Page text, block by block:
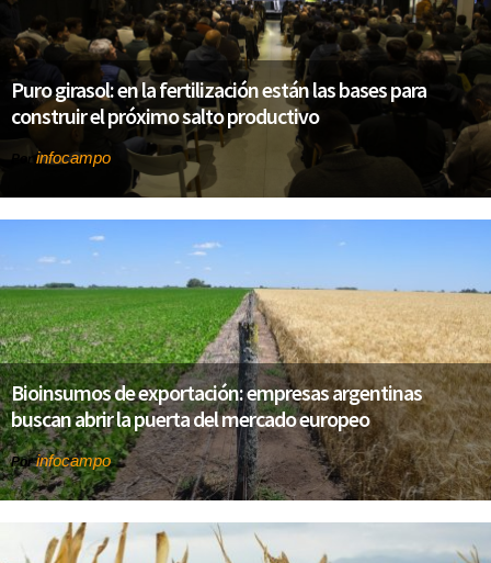
Puro girasol: en la fertilización están las bases para
construir el próximo salto productivo
Por infocampo
Bioinsumos de exportación: empresas argentinas
buscan abrir la puerta del mercado europeo
Porinfocampo